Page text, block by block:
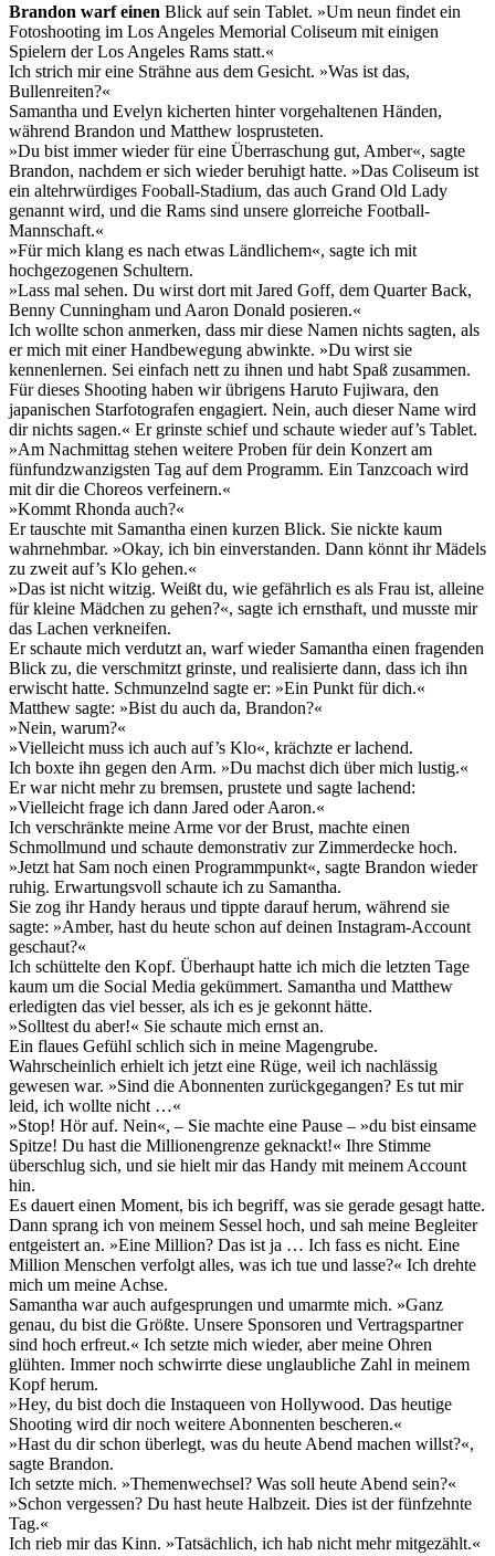
Brandon warf einen Blick auf sein Tablet. »Um neun findet ein
Fotoshooting im Los Angeles Memorial Coliseum mit einigen
Spielern der Los Angeles Rams statt.«
Ich strich mir eine Strähne aus dem Gesicht. »Was ist das,
Bullenreiten?«
Samantha und Evelyn kicherten hinter vorgehaltenen Händen,
während Brandon und Matthew losprusteten.
»Du bist immer wieder für eine Überraschung gut, Amber«, sagte
Brandon, nachdem er sich wieder beruhigt hatte. »Das Coliseum ist
ein altehrwürdiges Fooball-Stadium, das auch Grand Old Lady
genannt wird, und die Rams sind unsere glorreiche Football-
Mannschaft.«
»Für mich klang es nach etwas Ländlichem«, sagte ich mit
hochgezogenen Schultern.
»Lass mal sehen. Du wirst dort mit Jared Goff, dem Quarter Back,
Benny Cunningham und Aaron Donald posieren.«
Ich wollte schon anmerken, dass mir diese Namen nichts sagten, als
er mich mit einer Handbewegung abwinkte. »Du wirst sie
kennenlernen. Sei einfach nett zu ihnen und habt Spaß zusammen.
Für dieses Shooting haben wir übrigens Haruto Fujiwara, den
japanischen Starfotografen engagiert. Nein, auch dieser Name wird
dir nichts sagen.« Er grinste schief und schaute wieder auf’s Tablet.
»Am Nachmittag stehen weitere Proben für dein Konzert am
fünfundzwanzigsten Tag auf dem Programm. Ein Tanzcoach wird
mit dir die Choreos verfeinern.«
»Kommt Rhonda auch?«
Er tauschte mit Samantha einen kurzen Blick. Sie nickte kaum
wahrnehmbar. »Okay, ich bin einverstanden. Dann könnt ihr Mädels
zu zweit auf’s Klo gehen.«
»Das ist nicht witzig. Weißt du, wie gefährlich es als Frau ist, alleine
für kleine Mädchen zu gehen?«, sagte ich ernsthaft, und musste mir
das Lachen verkneifen.
Er schaute mich verdutzt an, warf wieder Samantha einen fragenden
Blick zu, die verschmitzt grinste, und realisierte dann, dass ich ihn
erwischt hatte. Schmunzelnd sagte er: »Ein Punkt für dich.«
Matthew sagte: »Bist du auch da, Brandon?«
»Nein, warum?«
»Vielleicht muss ich auch auf’s Klo«, krächzte er lachend.
Ich boxte ihn gegen den Arm. »Du machst dich über mich lustig.«
Er war nicht mehr zu bremsen, prustete und sagte lachend:
»Vielleicht frage ich dann Jared oder Aaron.«
Ich verschränkte meine Arme vor der Brust, machte einen
Schmollmund und schaute demonstrativ zur Zimmerdecke hoch.
»Jetzt hat Sam noch einen Programmpunkt«, sagte Brandon wieder
ruhig. Erwartungsvoll schaute ich zu Samantha.
Sie zog ihr Handy heraus und tippte darauf herum, während sie
sagte: »Amber, hast du heute schon auf deinen Instagram-Account
geschaut?«
Ich schüttelte den Kopf. Überhaupt hatte ich mich die letzten Tage
kaum um die Social Media gekümmert. Samantha und Matthew
erledigten das viel besser, als ich es je gekonnt hätte.
»Solltest du aber!« Sie schaute mich ernst an.
Ein flaues Gefühl schlich sich in meine Magengrube.
Wahrscheinlich erhielt ich jetzt eine Rüge, weil ich nachlässig
gewesen war. »Sind die Abonnenten zurückgegangen? Es tut mir
leid, ich wollte nicht …«
»Stop! Hör auf. Nein«, – Sie machte eine Pause – »du bist einsame
Spitze! Du hast die Millionengrenze geknackt!« Ihre Stimme
überschlug sich, und sie hielt mir das Handy mit meinem Account
hin.
Es dauert einen Moment, bis ich begriff, was sie gerade gesagt hatte.
Dann sprang ich von meinem Sessel hoch, und sah meine Begleiter
entgeistert an. »Eine Million? Das ist ja … Ich fass es nicht. Eine
Million Menschen verfolgt alles, was ich tue und lasse?« Ich drehte
mich um meine Achse.
Samantha war auch aufgesprungen und umarmte mich. »Ganz
genau, du bist die Größte. Unsere Sponsoren und Vertragspartner
sind hoch erfreut.« Ich setzte mich wieder, aber meine Ohren
glühten. Immer noch schwirrte diese unglaubliche Zahl in meinem
Kopf herum.
»Hey, du bist doch die Instaqueen von Hollywood. Das heutige
Shooting wird dir noch weitere Abonnenten bescheren.«
»Hast du dir schon überlegt, was du heute Abend machen willst?«,
sagte Brandon.
Ich setzte mich. »Themenwechsel? Was soll heute Abend sein?«
»Schon vergessen? Du hast heute Halbzeit. Dies ist der fünfzehnte
Tag.«
Ich rieb mir das Kinn. »Tatsächlich, ich hab nicht mehr mitgezählt.«